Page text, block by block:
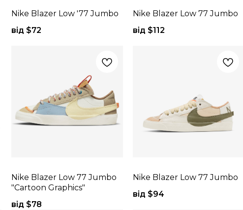
Nike Blazer Low '77 Jumbo
від $72
Nike Blazer Low 77 Jumbo
від $112
Nike Blazer Low 77 Jumbo
"Cartoon Graphics"
від $78
Nike Blazer Low 77 Jumbo
від $94